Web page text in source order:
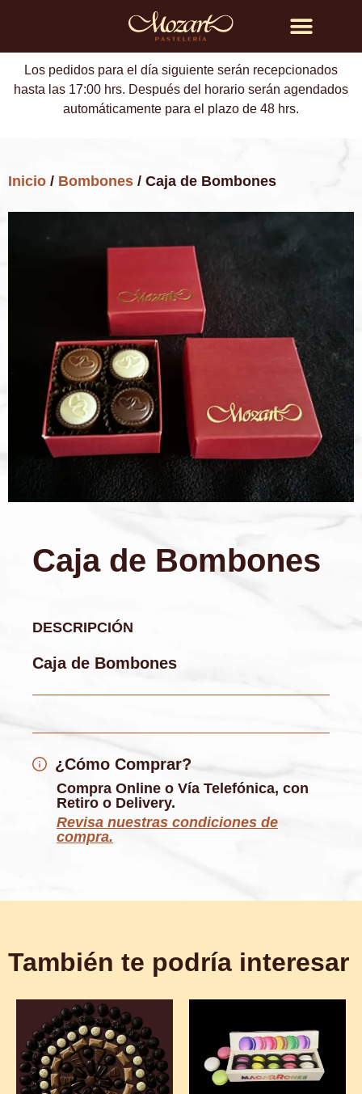
Los pedidos para el día siguiente serán recepcionados
hasta las 17:00 hrs. Después del horario serán agendados
automáticamente para el plazo de 48 hrs.
Inicio / Bombones / Caja de Bombones
Caja de Bombones
DESCRIPCIÓN
Caja de Bombones
¿Cómo Comprar?
Compra Online o Vía Telefónica, con
Retiro o Delivery.
Revisa nuestras condiciones de
compra.
También te podría interesar